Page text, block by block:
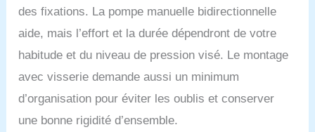
stabilité】Roues de vélo
retirées, ajout de 2
planches à pagaie,
transmission à hélice
mise à jour. Le ponton à
aquatique a une
structure multi-
des fixations. La pompe manuelle bidirectionnelle
aide, mais l’effort et la durée dépendront de votre
habitude et du niveau de pression visé. Le montage
avec visserie demande aussi un minimum
d’organisation pour éviter les oublis et conserver
une bonne rigidité d’ensemble.